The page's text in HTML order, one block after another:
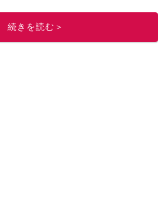
続きを読む＞